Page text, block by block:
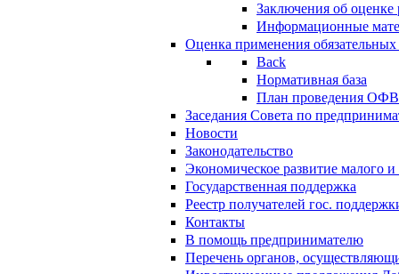
Заключения об
Информационные
Оценка применения
Back
Нормативная база
План проведения
Заседания Совета по
Новости
Законодательство
Экономическое развитие малого и
Государственная поддержка
Реестр получателей гос.
Контакты
В помощь предпринимателю
Перечень органов,